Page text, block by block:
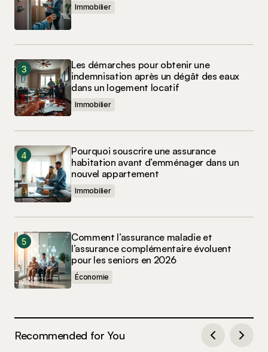
Immobilier
Les démarches pour obtenir une
indemnisation après un dégât des eaux
dans un logement locatif
Immobilier
Pourquoi souscrire une assurance
habitation avant d’emménager dans un
nouvel appartement
Immobilier
Comment l’assurance maladie et
l’assurance complémentaire évoluent
pour les seniors en 2026
Économie
Recommended for You